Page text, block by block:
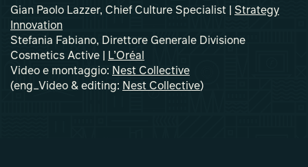
Gian Paolo Lazzer, Chief Culture Specialist | Strategy
Innovation
Stefania Fabiano, Direttore Generale Divisione
Cosmetics Active |
L’Oréal
Video e montaggio: Nest Collective
(eng_Video & editing: Nest Collective)